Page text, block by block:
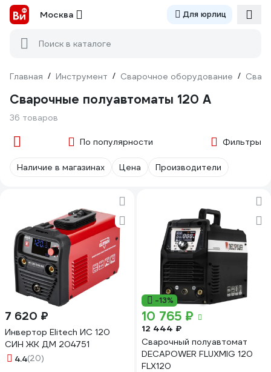
Москва Для юрлиц
Поиск в каталоге
Главная / Инструмент / Сварочное оборудование /
Сварочные полуавтоматы 120 А
36 товаров
По популярности Фильтры
Наличие в магазинах Цена Производители
7 620 ₽
Инвертор Elitech ИС 120
СИН ЖК ДМ 204751
4.4(20)
-13%
10 765 ₽
12 444 ₽
Сварочный полуавтомат
DECAPOWER FLUXMIG 120
FLX120